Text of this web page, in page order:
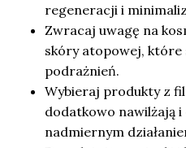
regeneracji i
Zwracaj uwagę na
skóry atopowej, które
podrażnień.
Wybieraj produkty z
dodatkowo nawilżają
nadmiernym